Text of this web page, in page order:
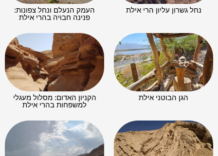
נחל גשרון עליון הרי אילת
העמק הנעלם ונחל צפונות:
פנינה חבויה בהרי אילת
הגן הבוטני אילת
הקניון האדום: מסלול מעגלי
למשפחות בהרי אילת